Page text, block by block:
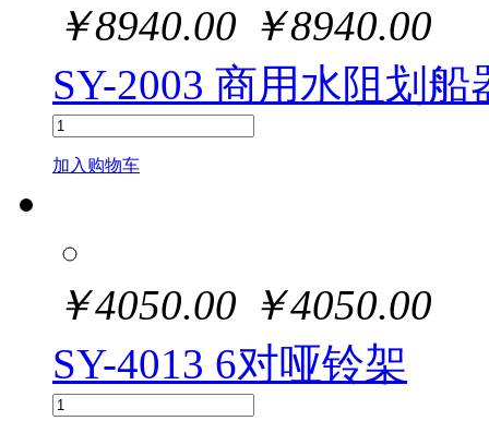
￥8940.00 ￥8940.00
SY-2003 商用水阻划船
加入购物车
￥4050.00 ￥4050.00
SY-4013 6对哑铃架